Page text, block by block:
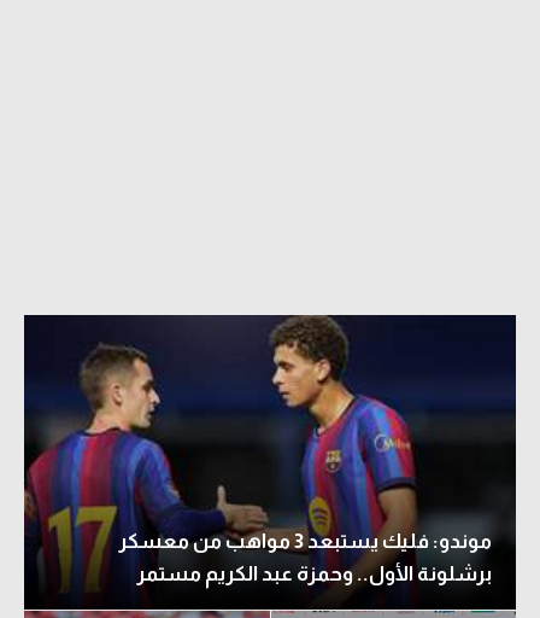
موندو: فليك يستبعد 3 مواهب من معسكر
برشلونة الأول.. وحمزة عبد الكريم مستمر